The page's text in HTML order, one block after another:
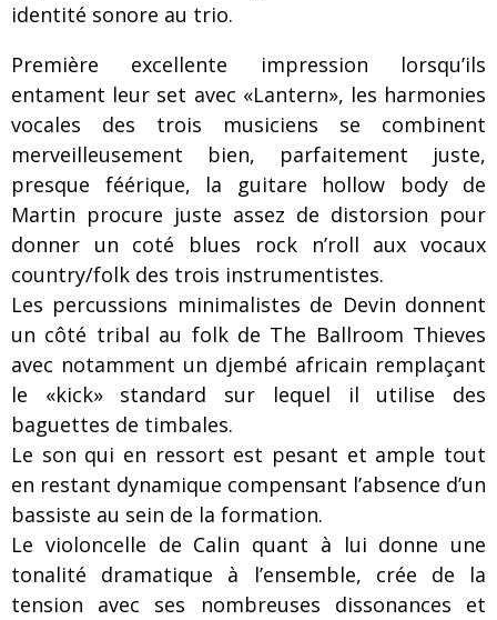
identité sonore au trio.
Première excellente impression lorsqu’ils
entament leur set avec «Lantern», les harmonies
vocales des trois musiciens se combinent
merveilleusement bien, parfaitement juste,
presque féérique, la guitare hollow body de
Martin procure juste assez de distorsion pour
donner un coté blues rock n’roll aux vocaux
country/folk des trois instrumentistes.
Les percussions minimalistes de Devin donnent
un côté tribal au folk de The Ballroom Thieves
avec notamment un djembé africain remplaçant
le «kick» standard sur lequel il utilise des
baguettes de timbales.
Le son qui en ressort est pesant et ample tout
en restant dynamique compensant l’absence d’un
bassiste au sein de la formation.
Le violoncelle de Calin quant à lui donne une
tonalité dramatique à l’ensemble, crée de la
tension avec ses nombreuses dissonances et